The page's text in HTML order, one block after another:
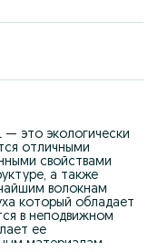
— это экологически
отличными
свойствами
а также
волокнам
который обладает
в неподвижном
ее
материалам.